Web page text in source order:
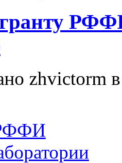
zhvictorm